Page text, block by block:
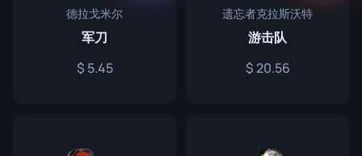
德拉戈米尔
军刀
5.45
遗忘者克拉斯沃特
游击队
20.56